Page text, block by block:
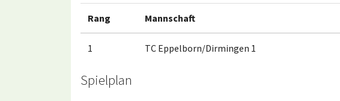
Rang Mannschaft
1 TC Eppelborn/Dirmingen 1
Spielplan